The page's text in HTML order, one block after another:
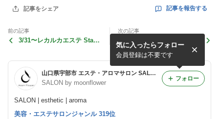
記事をシェア 記事を報告する
前の記事
3/31〜レカルカエステ Star
次の記事
山口県宇部市 エステ・アロマサロン SALON by moonflower
SALON by moonflower
SALON | esthetic | aroma
気に入ったらフォロー
会員登録は不要です
フォロー
美容・エステサロンジャンル 319位